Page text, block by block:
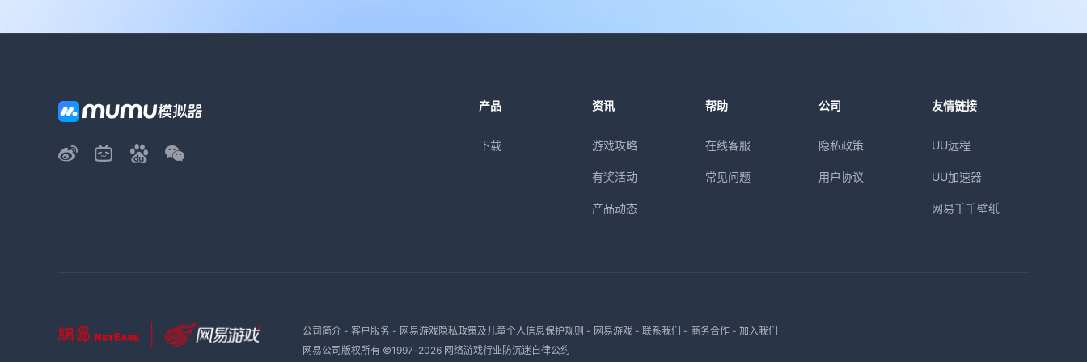
产品
下载
资讯
游戏攻略
有奖活动
产品动态
帮助
在线客服
常见问题
公司
隐私政策
用户协议
友情链接
UU远程
UU加速器
网易千千壁纸
公司简介- 客户服务- 网易游戏隐私政策及儿童个人信息保护规则 - 网易游戏- 联系我们 - 商务合作- 加入我们
网易公司版权所有 ©1997-2026 网络游戏行业防沉迷自律公约